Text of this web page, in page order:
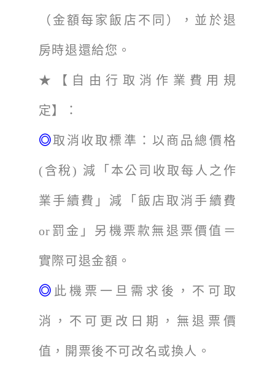
（金額每家飯店不同），並於退
房時退還給您。
★【自由行取消作業費用規
定】：
◎取消收取標準：以商品總價格
(含稅) 減「本公司收取每人之作
業手續費」減「飯店取消手續費
or罰金」另機票款無退票價值＝
實際可退金額。
◎ 此機票一旦需求後，不可取
消，不可更改日期，無退票價
值，開票後不可改名或換人。